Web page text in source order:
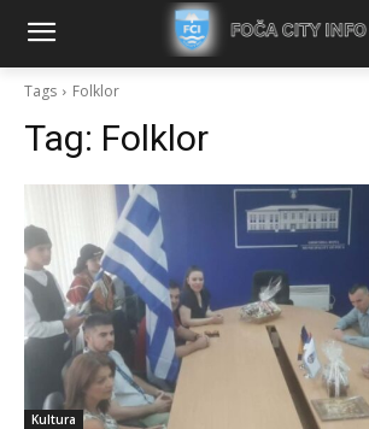
Tags Folklor
Tag: Folklor
Kultura